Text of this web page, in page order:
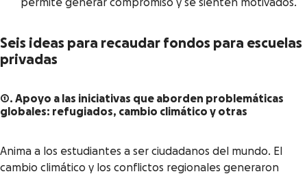
permite generar compromiso y se sienten motivados.
Seis ideas para recaudar fondos para escuelas
privadas
1. Apoyo a las iniciativas que aborden problemáticas
globales: refugiados, cambio climático y otras
Anima a los estudiantes a ser ciudadanos del mundo. El
cambio climático y los conflictos regionales generaron